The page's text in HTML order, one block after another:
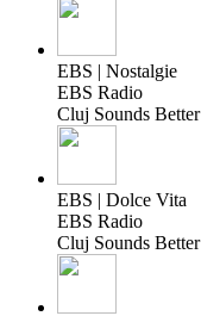
EBS | Nostalgie
EBS Radio
Cluj Sounds Better
EBS | Dolce Vita
EBS Radio
Cluj Sounds Better